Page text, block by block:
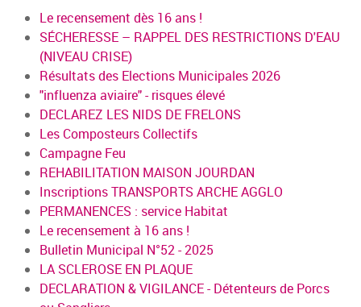
Le recensement dès 16 ans !
SÉCHERESSE – RAPPEL DES RESTRICTIONS D'EAU
(NIVEAU CRISE)
Résultats des Elections Municipales 2026
"influenza aviaire" - risques élevé
DECLAREZ LES NIDS DE FRELONS
Les Composteurs Collectifs
Campagne Feu
REHABILITATION MAISON JOURDAN
Inscriptions TRANSPORTS ARCHE AGGLO
PERMANENCES : service Habitat
Le recensement à 16 ans !
Bulletin Municipal N°52 - 2025
LA SCLEROSE EN PLAQUE
DECLARATION & VIGILANCE - Détenteurs de Porcs